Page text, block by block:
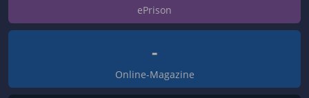
ePrison
-
Online-Magazine